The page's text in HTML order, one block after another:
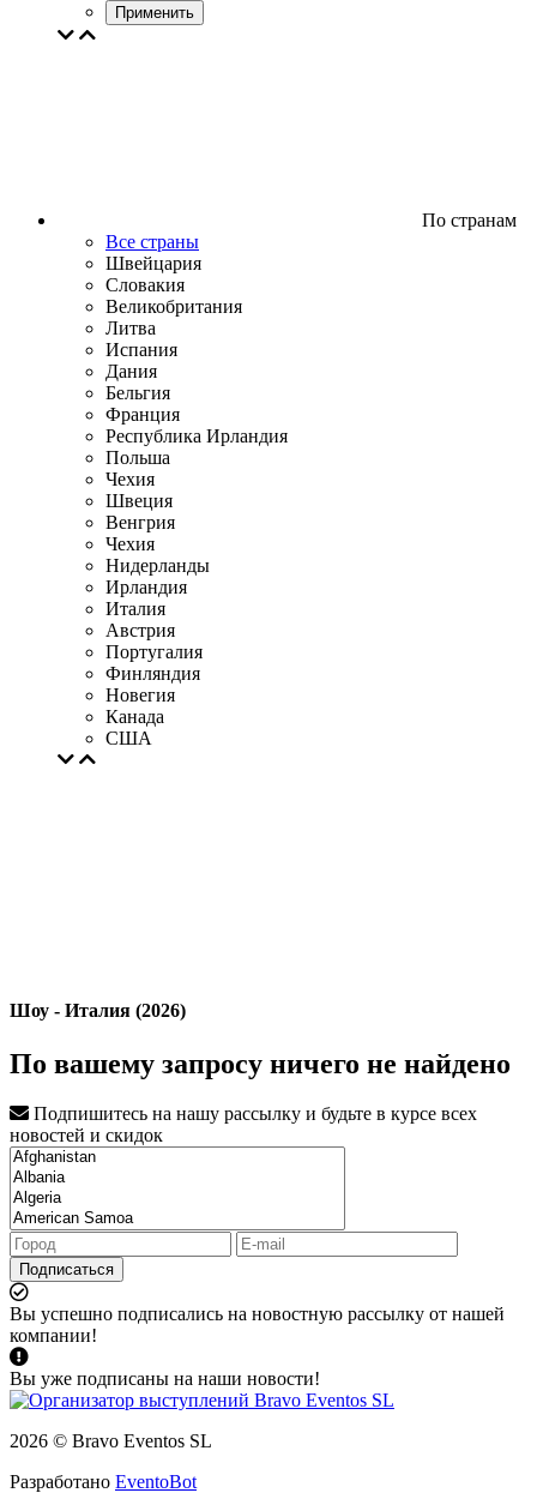
Применить
По странам
Все страны
Швейцария
Словакия
Великобритания
Литва
Испания
Дания
Бельгия
Франция
Республика Ирландия
Польша
Чехия
Швеция
Венгрия
Чехия
Нидерланды
Ирландия
Италия
Австрия
Португалия
Финляндия
Новегия
Канада
США
Шоу - Италия (2026)
По вашему запросу ничего не найдено
Подпишитесь на нашу рассылку и будьте в курсе всех
новостей и скидок
Подписаться
Вы успешно подписались на новостную рассылку от нашей
компании!
Вы уже подписаны на наши новости!
2026 © Bravo Eventos SL
Разработано EventoBot